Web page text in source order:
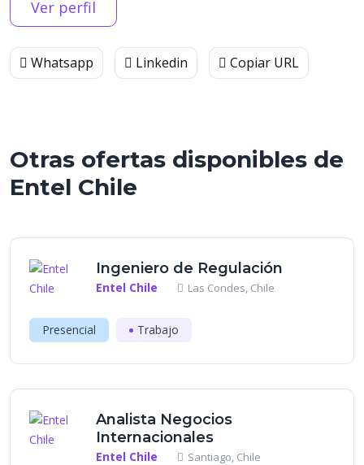
Ver perfil
Whatsapp Linkedin Copiar URL
Otras ofertas disponibles de
Entel Chile
Ingeniero de Regulación
Entel Chile Las Condes, Chile
Presencial Trabajo
Analista Negocios
Internacionales
Entel Chile Santiago, Chile